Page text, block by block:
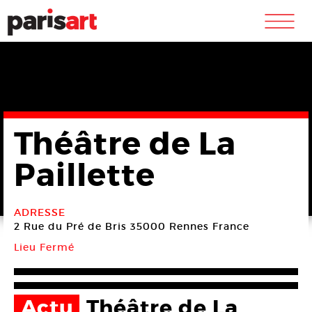
m
Théâtre de La
Paillette
ADRESSE
2 Rue du Pré de Bris 35000 Rennes France
Lieu Fermé